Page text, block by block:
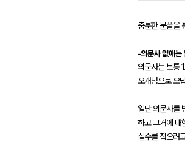
충분한 문풀을
-의문사 없애는
의문사는 보통
오개념으로 오
일단 의문사를
하고 그거에 대
실수를 잡으려